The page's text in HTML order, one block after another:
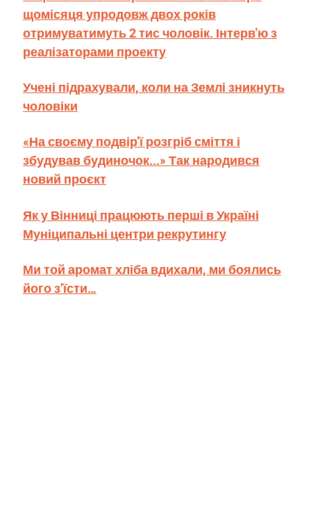
щомісяця упродовж двох років
отримуватимуть 2 тис чоловік. Інтерв'ю з
реалізаторами проекту
Учені підрахували, коли на Землі зникнуть
чоловіки
«На своєму подвір'ї розгріб сміття і
збудував будиночок...» Так народився
новий проєкт
Як у Вінниці працюють перші в Україні
Муніципальні центри рекрутингу
Ми той аромат хліба вдихали, ми боялись
його з’їсти…